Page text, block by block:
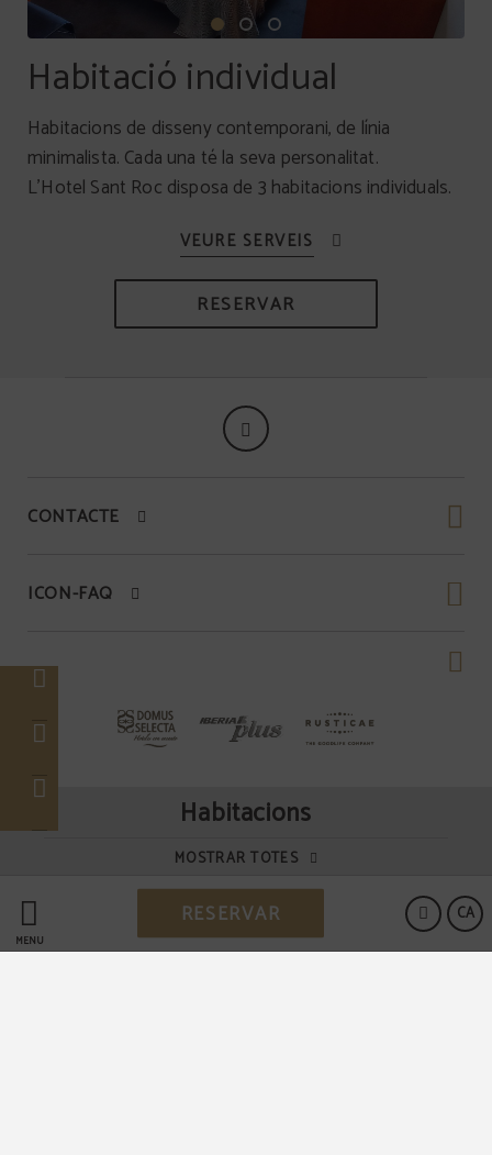
MENÚ
CA
RESERVAR
Habitacions
MOSTRAR TOTES
Habitació individual
Habitacions de disseny contemporani, de línia
minimalista. Cada una té la seva personalitat.
L’Hotel Sant Roc disposa de 3 habitacions individuals.
RESERVAR
CONTACTE
ICON-FAQ